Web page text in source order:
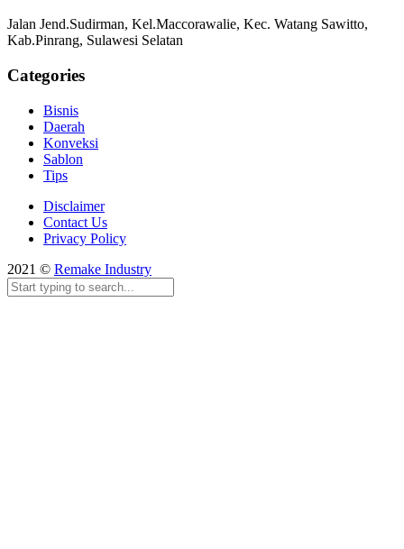
Jalan Jend.Sudirman, Kel.Maccorawalie, Kec. Watang Sawitto,
Kab.Pinrang, Sulawesi Selatan
Categories
Bisnis
Daerah
Konveksi
Sablon
Tips
Disclaimer
Contact Us
Privacy Policy
2021 © Remake Industry